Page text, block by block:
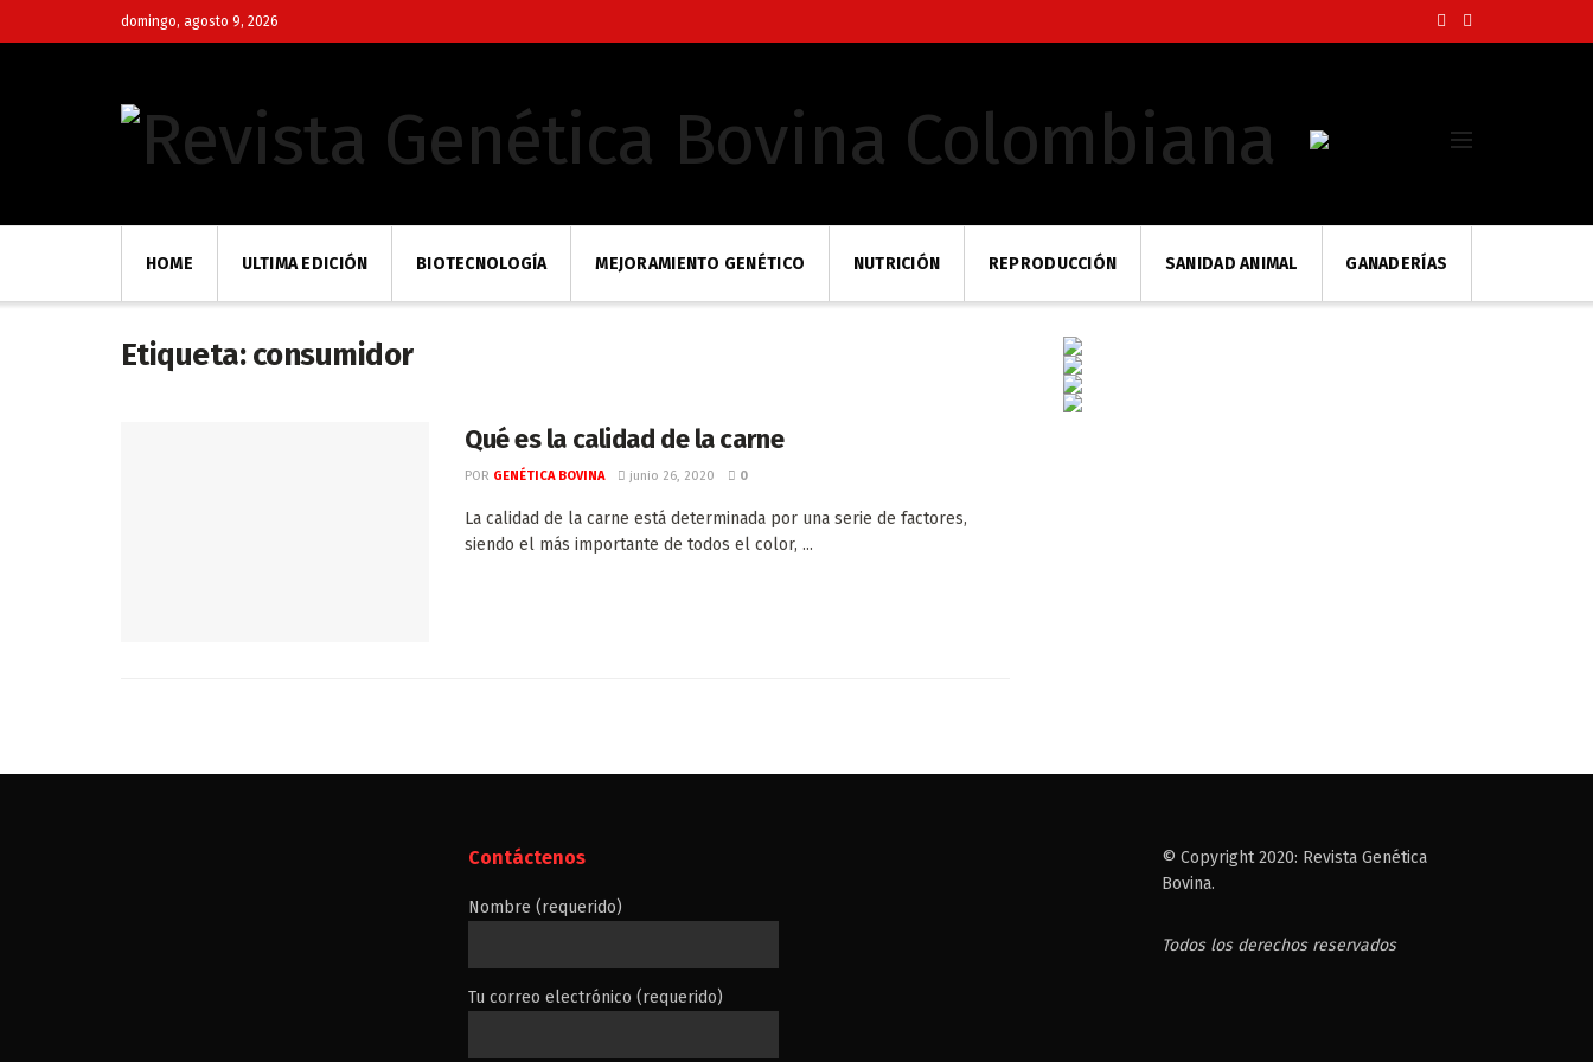
domingo, agosto 9, 2026
HOME ULTIMA EDICIÓN BIOTECNOLOGÍA MEJORAMIENTO GENÉTICO NUTRICIÓN REPRODUCCIÓN SANIDAD ANIMAL GANADERÍAS
Etiqueta:consumidor
Qué es la calidad de la carne
POR GENÉTICA BOVINA junio 26, 2020 0
La calidad de la carne está determinada por una serie de factores,
siendo el más importante de todos el color, ...
Contáctenos
Nombre (requerido)
Tu correo electrónico (requerido)
© Copyright 2020: Revista Genética
Bovina.
Todos los derechos reservados